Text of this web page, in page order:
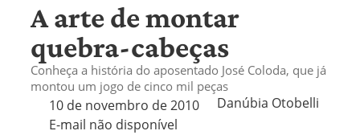
A arte de montar
quebra-cabeças
Conheça a história do aposentado José Coloda, que já
montou um jogo de cinco mil peças
10 de novembro de 2010
Danúbia Otobelli 
E-mail não disponível